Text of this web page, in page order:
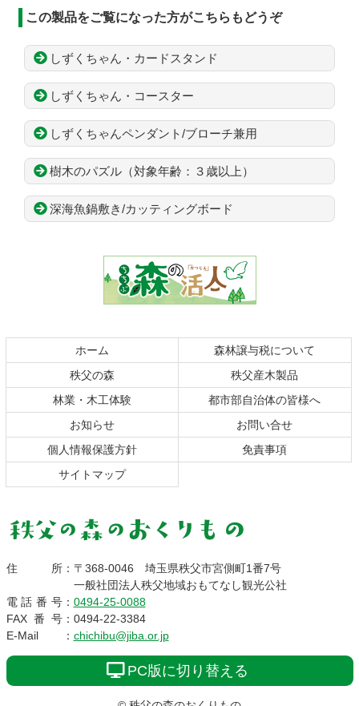
この製品をご覧になった方がこちらもどうぞ
しずくちゃん・カードスタンド
しずくちゃん・コースター
しずくちゃんペンダント/ブローチ兼用
樹木のパズル（対象年齢：３歳以上）
深海魚鍋敷き/カッティングボード
先
戻
る
ホーム
森林譲与税について
秩父の森
秩父産木製品
林業・木工体験
都市部自治体の皆様へ
お知らせ
お問い合せ
個人情報保護方針
免責事項
サイトマップ
秩父の森のおくりも
の
住所： 〒368-0046 埼玉県秩父市宮側町1番7号
一般社団法人秩父地域おもてなし観光公社
電話番号： 0494-25-0088
FAX番号： 0494-22-3384
E-Mail
： chichibu@jiba.or.jp
PC版に切り替える